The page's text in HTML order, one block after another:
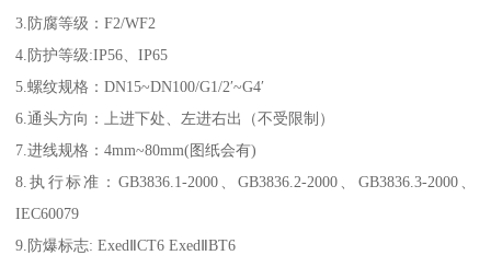
3.防腐等级：F2/WF2
4.防护等级:IP56、IP65
5.螺纹规格：DN15~DN100/G1/2′~G4′
6.通头方向：上进下处、左进右出（不受限制）
7.进线规格：4mm~80mm(图纸会有)
8.执行标准：GB3836.1-2000、GB3836.2-2000、GB3836.3-2000、
IEC60079
9.防爆标志: ExedⅡCT6 ExedⅡBT6